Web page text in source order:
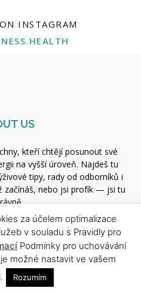
INSTAGRAM
US
kteří chtějí posunout své
na vyšší úroveň. Najdeš tu
tipy, rady od odborníků i
začínáš, nebo jsi profík — jsi tu
US
za účelem optimalizace
v souladu s Pravidly pro
Podmínky pro uchovávání
možné nastavit ve vašem
Rozumím